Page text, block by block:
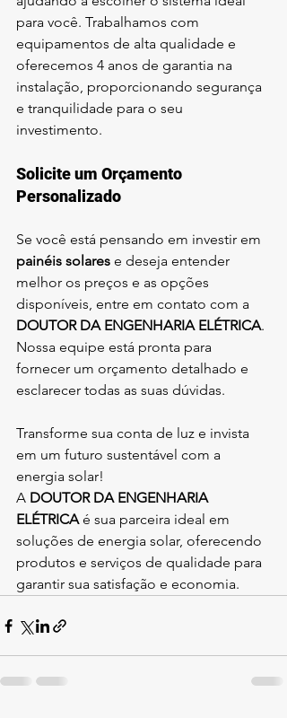
para você. Trabalhamos com
equipamentos de alta qualidade e
oferecemos 4 anos de garantia na
instalação, proporcionando segurança
e tranquilidade para o seu
investimento.
Solicite um Orçamento
Personalizado
Se você está pensando em investir em
painéis solares e deseja entender
melhor os preços e as opções
disponíveis, entre em contato com a
DOUTOR DA ENGENHARIA ELÉTRICA.
Nossa equipe está pronta para
fornecer um orçamento detalhado e
esclarecer todas as suas dúvidas.
Transforme sua conta de luz e invista
em um futuro sustentável com a
energia solar!
A DOUTOR DA ENGENHARIA
ELÉTRICA é sua parceira ideal em
soluções de energia solar, oferecendo
produtos e serviços de qualidade para
garantir sua satisfação e economia.